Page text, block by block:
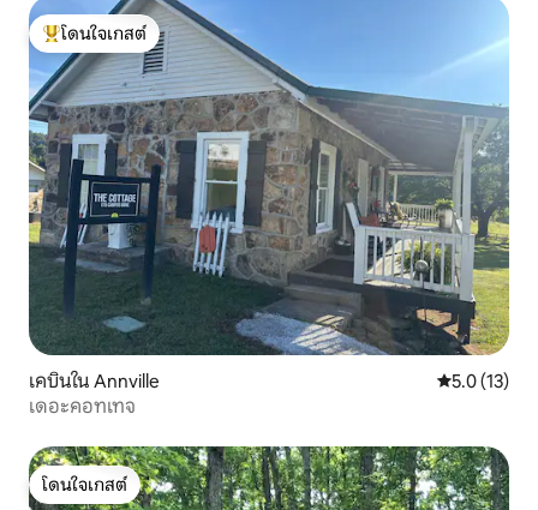
โดนใจเกสต์ที่สุด
โดนใจเกสต์
เคบินใน Annville คะแนนเฉลี่ย
5.0 (13)
เดอะคอทเทจ
โดนใจเกสต์
โดนใจเกสต์